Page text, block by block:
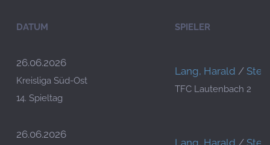
DATUM SPIELER
26.06.2026
Kreisliga Süd-Ost
14. Spieltag
Lang, Harald /
TFC Lautenbach 2
26.06.2026
Lang, Harald /